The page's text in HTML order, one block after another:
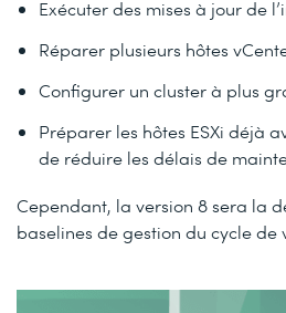
Exécuter des mises à jour de
Réparer plusieurs hôtes
Configurer un cluster à plus
Préparer les hôtes ESXi déjà
de réduire les délais de
Cependant, la version 8 sera la
baselines de gestion du cycle de